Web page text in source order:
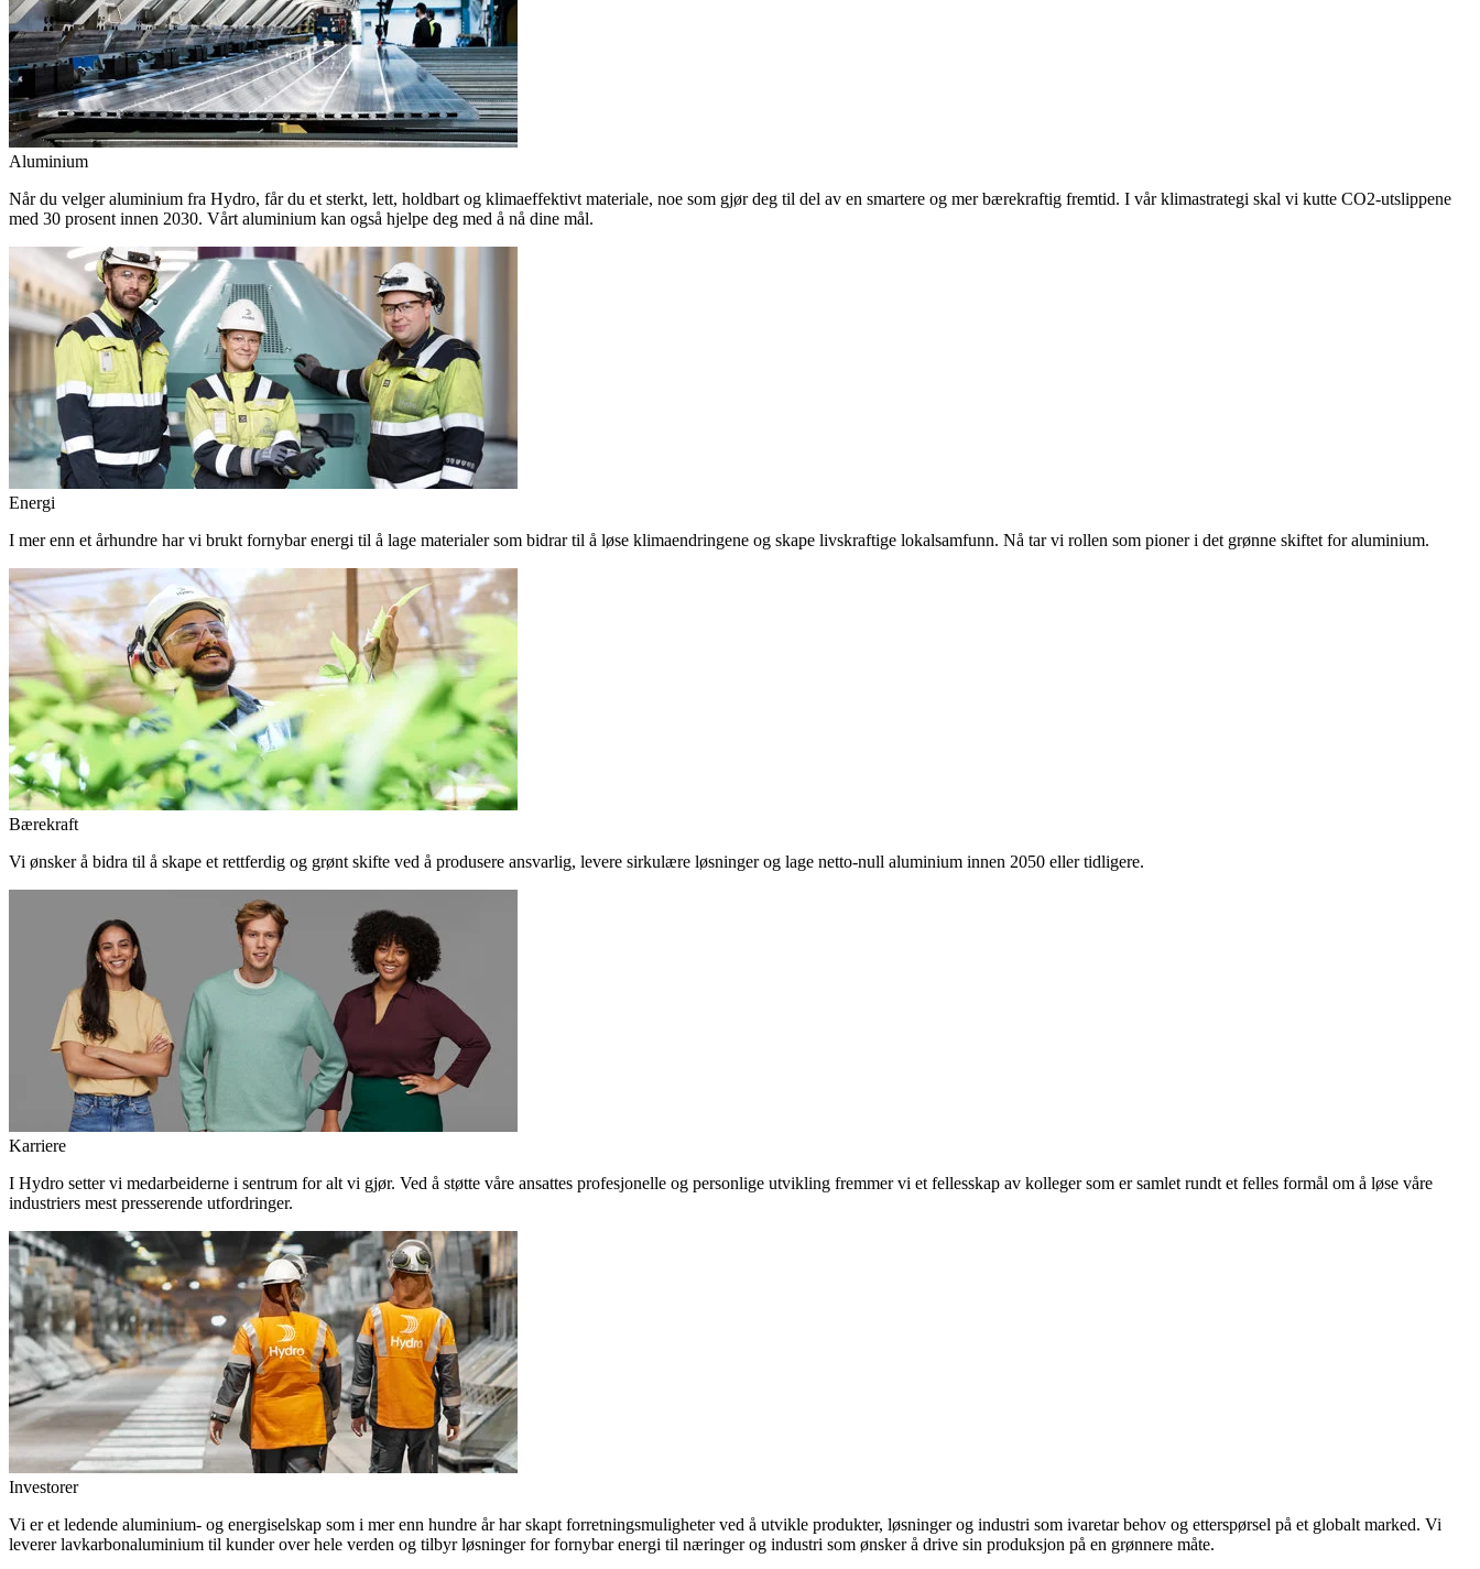
Aluminium
Når du velger aluminium fra Hydro, får du et sterkt, lett, holdbart og klimaeffektivt materiale, noe som gjør deg til del av en smartere og mer bærekraftig fremtid. I vår klimastrategi skal vi kutte CO2-utslippene
med 30 prosent innen 2030. Vårt aluminium kan også hjelpe deg med å nå dine mål.
Energi
I mer enn et århundre har vi brukt fornybar energi til å lage materialer som bidrar til å løse klimaendringene og skape livskraftige lokalsamfunn. Nå tar vi rollen som pioner i det grønne skiftet for aluminium.
Bærekraft
Vi ønsker å bidra til å skape et rettferdig og grønt skifte ved å produsere ansvarlig, levere sirkulære løsninger og lage netto-null aluminium innen 2050 eller tidligere.
Karriere
I Hydro setter vi medarbeiderne i sentrum for alt vi gjør. Ved å støtte våre ansattes profesjonelle og personlige utvikling fremmer vi et fellesskap av kolleger som er samlet rundt et felles formål om å løse våre
industriers mest presserende utfordringer.
Investorer
Vi er et ledende aluminium- og energiselskap som i mer enn hundre år har skapt forretningsmuligheter ved å utvikle produkter, løsninger og industri som ivaretar behov og etterspørsel på et globalt marked. Vi
leverer lavkarbonaluminium til kunder over hele verden og tilbyr løsninger for fornybar energi til næringer og industri som ønsker å drive sin produksjon på en grønnere måte.